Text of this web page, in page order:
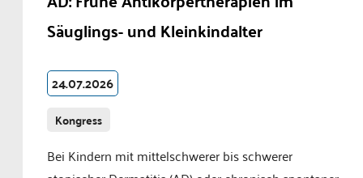
Säuglings- und Kleinkindalter
24.07.2026
Kongress
Bei Kindern mit mittelschwerer bis schwerer